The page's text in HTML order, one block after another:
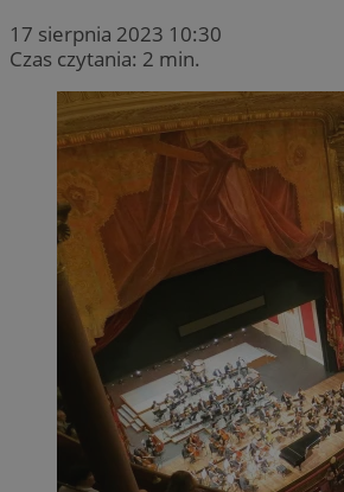
17 sierpnia 2023 10:30
Czas czytania: 2 min.